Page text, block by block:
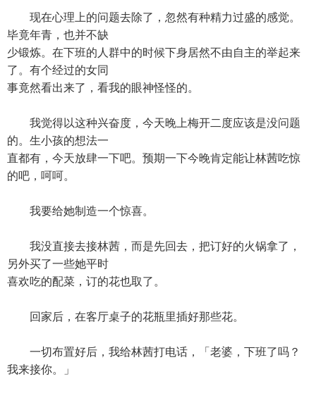
现在心理上的问题去除了，忽然有种精力过盛的感觉。
毕竟年青，也并不缺
少锻炼。在下班的人群中的时候下身居然不由自主的举起来
了。有个经过的女同
事竟然看出来了，看我的眼神怪怪的。
我觉得以这种兴奋度，今天晚上梅开二度应该是没问题
的。生小孩的想法一
直都有，今天放肆一下吧。预期一下今晚肯定能让林茜吃惊
的吧，呵呵。
我要给她制造一个惊喜。
我没直接去接林茜，而是先回去，把订好的火锅拿了，
另外买了一些她平时
喜欢吃的配菜，订的花也取了。
回家后，在客厅桌子的花瓶里插好那些花。
一切布置好后，我给林茜打电话，「老婆，下班了吗？
我来接你。」